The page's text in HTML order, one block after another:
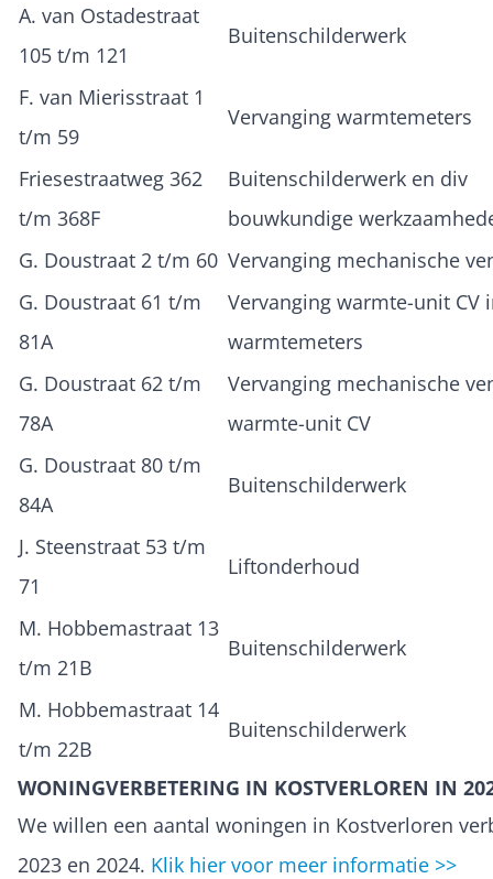
A. van Ostadestraat
105 t/m 121
Buitenschilderwerk
F. van Mierisstraat 1
t/m 59
Vervanging warmtemeters
Friesestraatweg 362
t/m 368F
Buitenschilderwerk en div
bouwkundige
G. Doustraat 2 t/m 60 Vervanging mechanische
G. Doustraat 61 t/m
81A
Vervanging warmte-unit CV
warmtemeters
G. Doustraat 62 t/m
78A
Vervanging mechanische
warmte-unit CV
G. Doustraat 80 t/m
84A
Buitenschilderwerk
J. Steenstraat 53 t/m
71
Liftonderhoud
M. Hobbemastraat 13
t/m 21B
Buitenschilderwerk
M. Hobbemastraat 14
t/m 22B
Buitenschilderwerk
WONINGVERBETERING IN KOSTVERLOREN IN
We willen een aantal woningen in Kostverloren
2023 en 2024. Klik hier voor meer informatie >>